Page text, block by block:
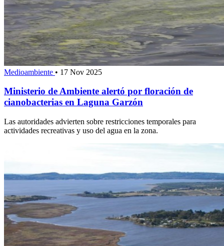
Medioambiente • 17 Nov 2025
Ministerio de Ambiente alertó por floración de
cianobacterias en Laguna Garzón
Las autoridades advierten sobre restricciones temporales para
actividades recreativas y uso del agua en la zona.